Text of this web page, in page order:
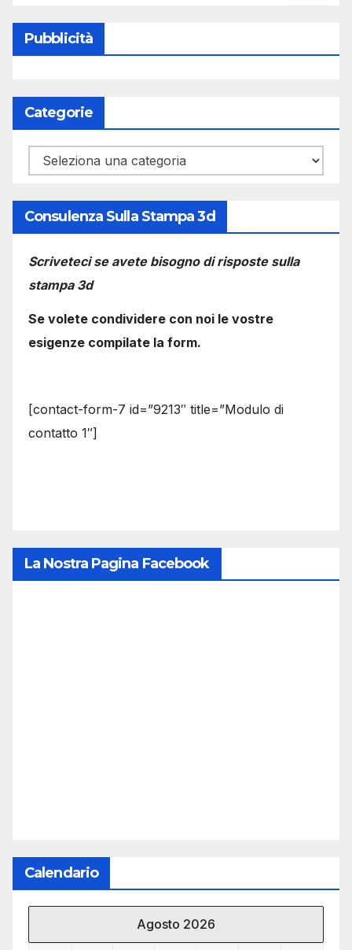
Pubblicità
Categorie
Categorie
Consulenza Sulla Stampa 3d
Scriveteci se avete bisogno di risposte sulla
stampa 3d
Se volete condividere con noi le vostre
esigenze compilate la form.
[contact-form-7 id=”9213″ title=”Modulo di
contatto 1″]
La Nostra Pagina Facebook
Calendario
Agosto 2026